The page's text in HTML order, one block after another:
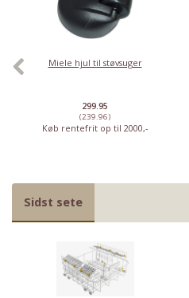
Miele hjul til støvsuger
299.95
(239.96)
Køb rentefrit op til 2000,-
Sidst sete